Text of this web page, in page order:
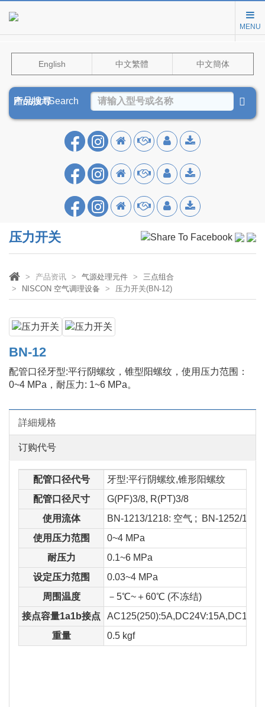
MENU
English 中文繁體 中文簡体
Product Search
產品搜尋
产品搜寻
压力开关
产品资讯 气源处理元件
三点组合
NISCON 空气调理设备
压力开关(BN-12)
BN-12
配管口径牙型:平行阴螺纹，锥型阳螺纹，使用压力范围：
0~4 MPa，耐压力: 1~6 MPa。
詳細规格
订购代号
配管口径代号
牙型:平行阴螺纹,锥形阳螺纹
配管口径尺寸
G(PF)3/8, R(PT)3/8
使用流体
BN-1213/1218: 空气 ; BN-1252/
使用压力范围
0~4 MPa
耐压力
0.1~6 MPa
设定压力范围
0.03~4 MPa
周围温度
－5℃~＋60℃ (不冻结)
接点容量1a1b接点
重量
0.5 kgf